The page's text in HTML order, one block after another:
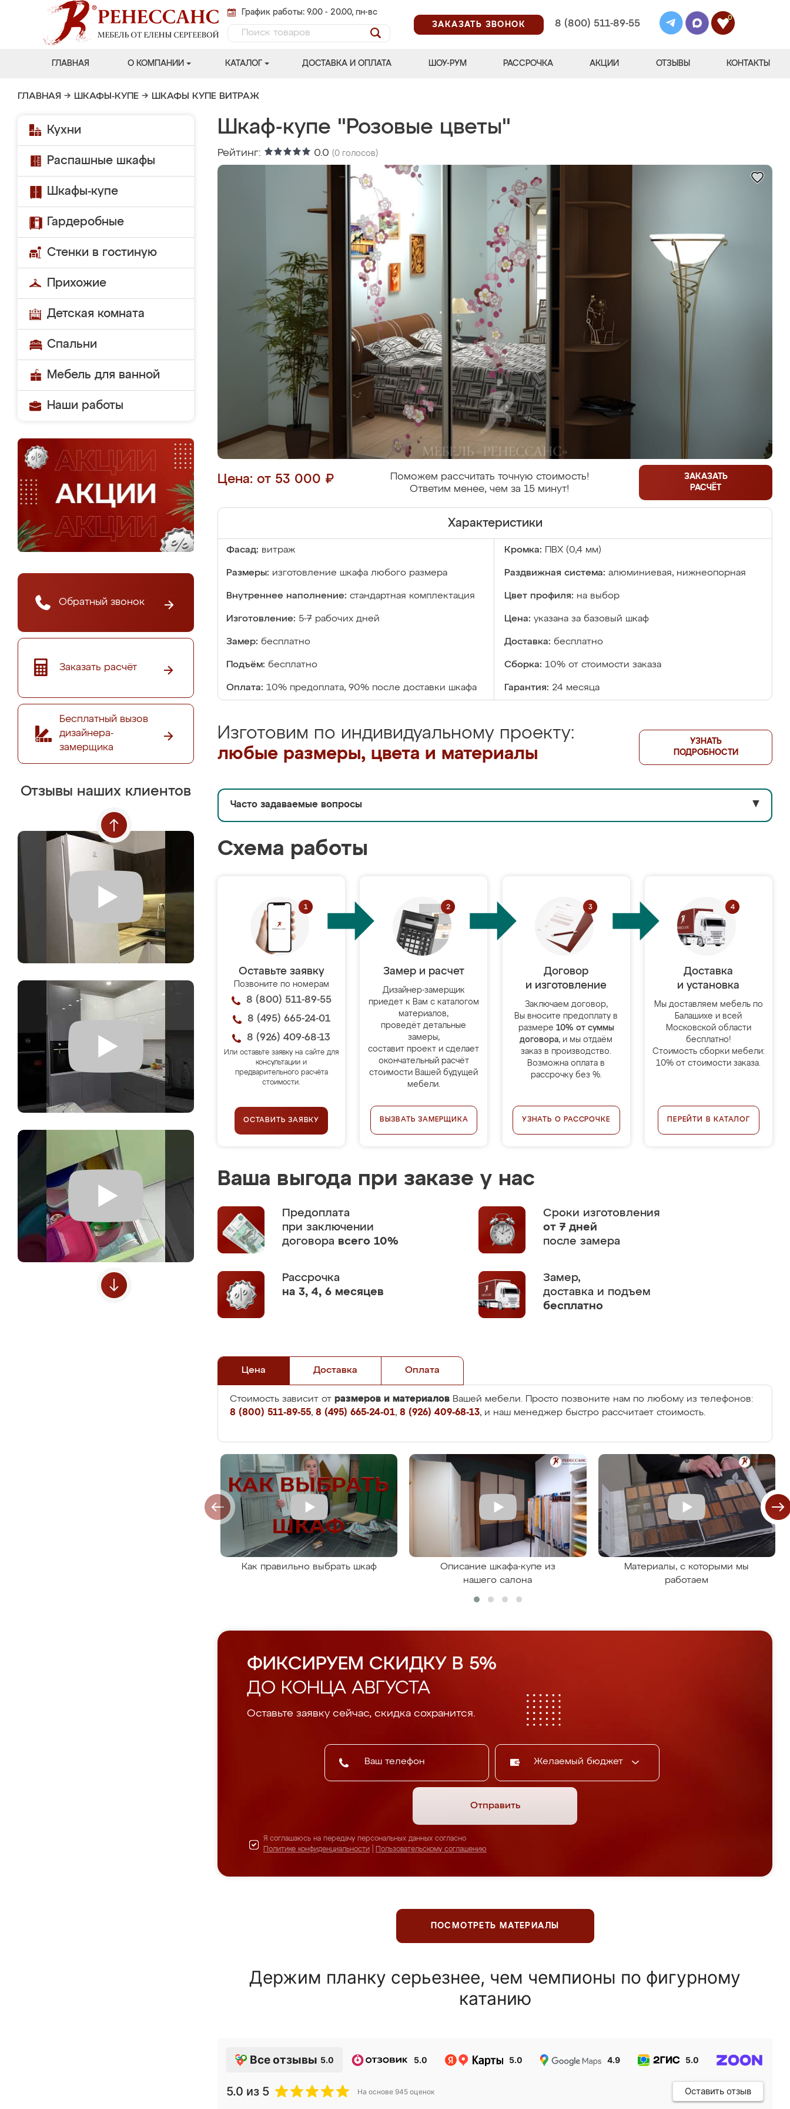
График работы: 9.00 - 20.00, пн-вс
ЗАКАЗАТЬ ЗВОНОК
8 (800) 511-89-55
0
ГЛАВНАЯ О КОМПАНИИ КАТАЛОГ ДОСТАВКА И ОПЛАТА ШОУ-РУМ РАССРОЧКА АКЦИИ ОТЗЫВЫ КОНТАКТЫ
ГЛАВНАЯ → ШКАФЫ-КУПЕ → ШКАФЫ КУПЕ ВИТРАЖ
Кухни
Распашные шкафы
Шкафы-купе
Гардеробные
Стенки в гостиную
Прихожие
Детская комната
Спальни
Мебель для ванной
Наши работы
Обратный звонок
Заказать расчёт
Бесплатный вызов
дизайнера-
замерщика
Отзывы наших клиентов
Шкаф-купе "Розовые цветы"
Рейтинг: 0.0 (0 голосов)
Цена: от 53 000 ₽
Поможем рассчитать точную стоимость!
Ответим менее, чем за 15 минут!
ЗАКАЗАТЬ
РАСЧЁТ
Характеристики
Фасад: витраж Кромка: ПВХ (0,4 мм)
Размеры: изготовление шкафа любого размера Раздвижная система: алюминиевая, нижнеопорная
Внутреннее наполнение: стандартная комплектация Цвет профиля: на выбор
Изготовление: 5-7 рабочих дней Цена: указана за базовый шкаф
Замер: бесплатно Доставка: бесплатно
Подъём: бесплатно Сборка: 10% от стоимости заказа
Оплата: 10% предоплата, 90% после доставки шкафа Гарантия: 24 месяца
Изготовим по индивидуальному проекту:
любые размеры, цвета и материалы
УЗНАТЬ
ПОДРОБНОСТИ
Часто задаваемые вопросы ▼
Схема работы
Оставьте заявку
Позвоните по номерам
8 (800) 511-89-55
8 (495) 665-24-01
8 (926) 409-68-13
Или оставьте заявку на сайте для
консультации и
предварительного расчёта
стоимости.
ОСТАВИТЬ ЗАЯВКУ
Замер и расчет
Дизайнер-замерщик
приедет к Вам с каталогом
материалов,
проведёт детальные
замеры,
составит проект и сделает
окончательный расчёт
стоимости Вашей будущей
мебели.
ВЫЗВАТЬ ЗАМЕРЩИКА
Договор
и изготовление
Заключаем договор,
Вы вносите предоплату в
размере 10% от суммы
договора, и мы отдаём
заказ в производство.
Возможна оплата в
рассрочку без %.
УЗНАТЬ О РАССРОЧКЕ
Доставка
и установка
Мы доставляем мебель по
Балашихе и всей
Московской области
бесплатно!
Стоимость сборки мебели:
10% от стоимости заказа.
ПЕРЕЙТИ В КАТАЛОГ
Ваша выгода при заказе у нас
Предоплата
при заключении
договора всего 10%
Сроки изготовления
от 7 дней
после замера
Рассрочка
на 3, 4, 6 месяцев
Замер,
доставка и подъем
бесплатно
Цена Доставка Оплата
Стоимость зависит от размеров и материалов Вашей мебели. Просто позвоните нам по любому из телефонов:
8 (800) 511-89-55, 8 (495) 665-24-01, 8 (926) 409-68-13, и наш менеджер быстро рассчитает стоимость.
Как правильно выбрать шкаф
Описание шкафа-купе из
нашего салона
Материалы, с которыми мы
работаем
ФИКСИРУЕМ СКИДКУ В 5%
ДО КОНЦА АВГУСТА
Оставьте заявку сейчас, скидка сохранится.
Желаемый бюджет
Отправить
Я соглашаюсь на передачу персональных данных согласно
Политике конфиденциальности
Пользовательскому соглашению
ПОСМОТРЕТЬ МАТЕРИАЛЫ
Держим планку серьезнее, чем чемпионы по фигурному
катанию
Все отзывы 5.0 5.0 5.0 4.9 5.0
5.0 из 5 На основе 945 оценок Оставить отзыв